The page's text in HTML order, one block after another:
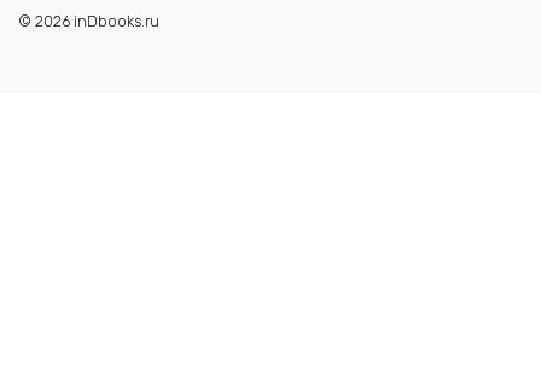
© 2026 inDbooks.ru